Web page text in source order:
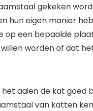
gekeken
hun eigen manier
op een bepaalde
worden of dat
het aaien de kat goed
van katten